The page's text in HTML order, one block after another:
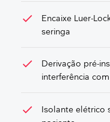
check
Encaixe Luer-
seringa
check
Derivação pré-
interferência
check
Isolante elétrico